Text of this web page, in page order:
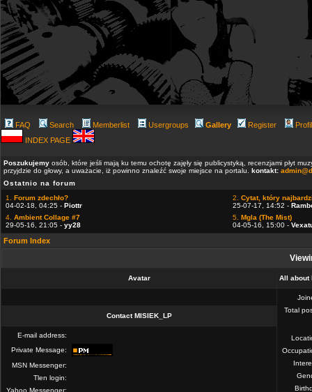
FAQ Search Memberlist Usergroups Gallery Register
INDEX PAGE
Poszukujemy osób, które jeśli mają ku temu ochotę zajęły się publicystyką, recenzjami płyt
przyjdzie do głowy, a uważacie, iż powinno znaleźć swoje miejsce na portalu. kontakt:
Ostatnio na forum
1. Forum zdechło?
04-02-18, 04:25 - Piottr
2. Cytat, który
25-07-17, 14:52 -
4. Ambient Collage #7
29-05-16, 21:05 - yy28
5. Mgla (The Mist)
04-05-16, 15:00 -
Forum Index
Avatar All about
Total
Contact MISIEK_LP
E-mail address:
Private Message:
MSN Messenger:
Tlen login:
Yahoo Messenger: